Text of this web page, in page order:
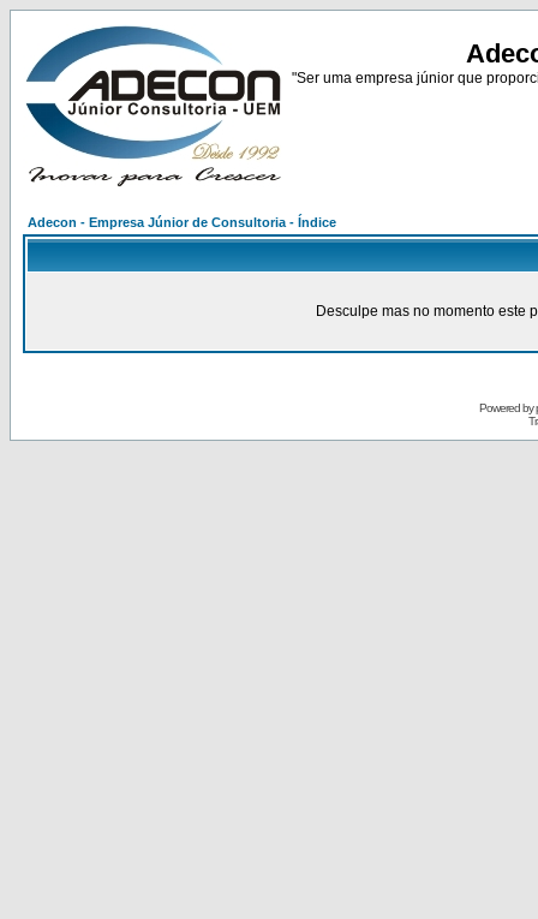
"Ser uma empresa júnior que
Adecon - Empresa Júnior de Consultoria - Índice
Desculpe mas no momento este
Powered by